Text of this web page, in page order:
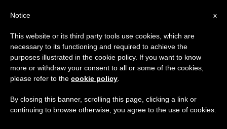
روحانيّة
x
Notice
This website or its third party tools use cookies, which are
necessary to its functioning and required to achieve the
purposes illustrated in the cookie policy. If you want to know
more or withdraw your consent to all or some of the cookies,
please refer to the cookie policy
By closing this banner, scrolling this page, clicking a link or
continuing to browse otherwise, you agree to the use of cookies.